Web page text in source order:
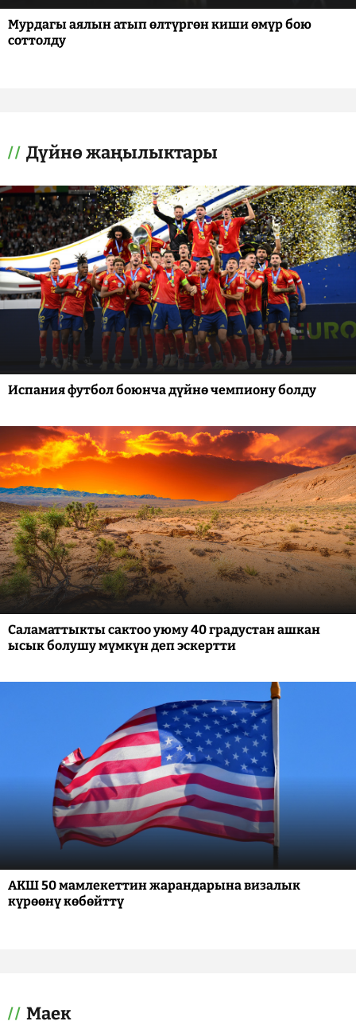
Мурдагы аялын атып өлтүргөн киши өмүр бою
соттолду
Дүйнө жаңылыктары
Испания футбол боюнча дүйнө чемпиону болду
Саламаттыкты сактоо уюму 40 градустан ашкан
ысык болушу мүмкүн деп эскертти
АКШ 50 мамлекеттин жарандарына визалык
күрөөнү көбөйттү
Маек